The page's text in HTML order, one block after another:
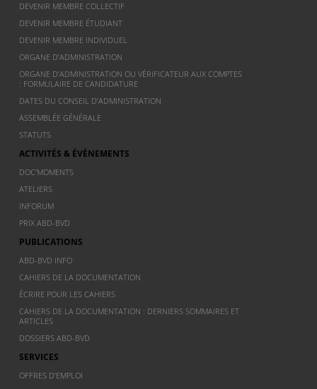
DEVENIR MEMBRE COLLECTIF
DEVENIR MEMBRE ÉTUDIANT
DEVENIR MEMBRE INDIVIDUEL
ORGANE D’ADMINISTRATION
ORGANE D’ADMINISTRATION OU VÉRIFICATEUR AUX COMPTES
: FORMULAIRE DE CANDIDATURE
DATES DU CONSEIL D’ADMINISTRATION
ASSEMBLÉE GÉNÉRALE
STATUTS
ACTIVITÉS & ÉVÈNEMENTS
DOC’MOMENTS
ATELIERS
INFORUM
PRIX ABD-BVD
PUBLICATIONS
ABD-BVD INFO
CAHIERS DE LA DOCUMENTATION
ÉCRIRE POUR LES CAHIERS
CAHIERS DE LA DOCUMENTATION : DERNIERS SOMMAIRES ET
ARTICLES
DOSSIERS ABD-BVD
SERVICES
OFFRES D’EMPLOI